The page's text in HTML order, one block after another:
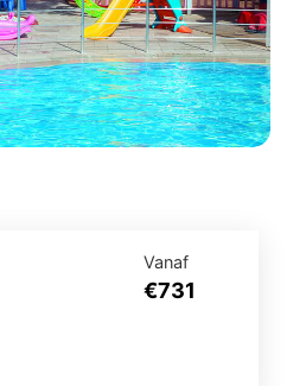
Vanaf
€731